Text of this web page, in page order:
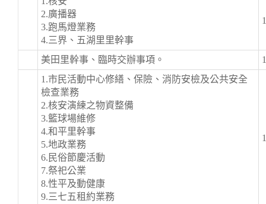
2.廣播器
3.跑馬燈業務
4.三界、五湖里里幹事
美田里幹事、臨時交辦事項。
1.市民活動中心修繕、保險、消防安檢及公共安全
檢查業務
2.核安演練之物資整備
3.籃球場維修
4.和平里幹事
5.地政業務
6.民俗節慶活動
7.祭祀公業
8.性平及動健康
9.三七五租約業務